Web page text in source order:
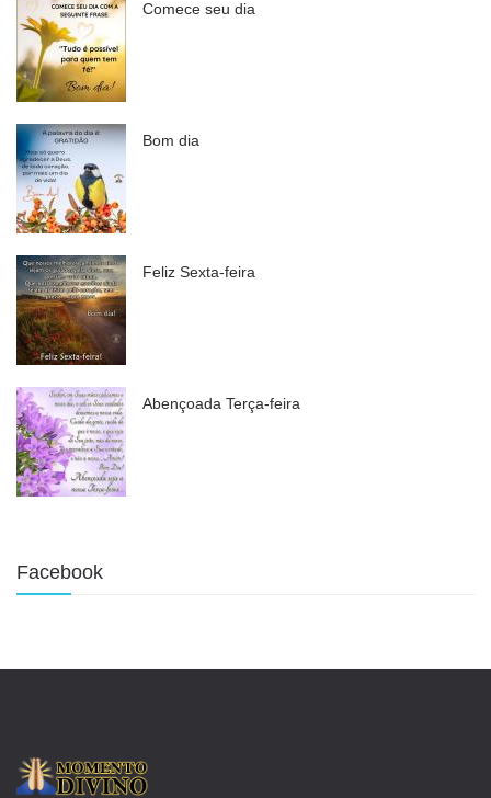
Comece seu dia
Bom dia
Feliz Sexta-feira
Abençoada Terça-feira
Facebook